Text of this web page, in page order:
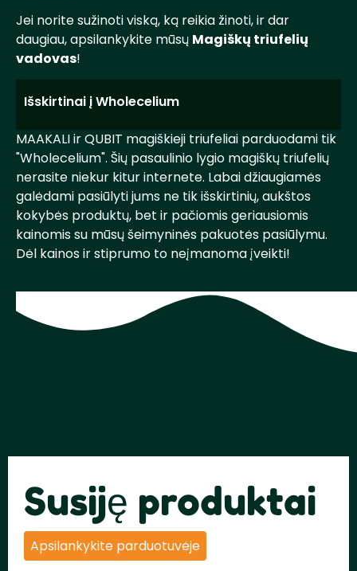
Jei norite sužinoti viską, ką reikia žinoti, ir dar
daugiau, apsilankykite mūsų Magiškų triufelių
vadovas!
Išskirtinai į Wholecelium
MAAKALI ir QUBIT magiškieji triufeliai parduodami tik
"Wholecelium". Šių pasaulinio lygio magiškų triufelių
nerasite niekur kitur internete. Labai džiaugiamės
galėdami pasiūlyti jums ne tik išskirtinių, aukštos
kokybės produktų, bet ir pačiomis geriausiomis
kainomis su mūsų šeimyninės pakuotės pasiūlymu.
Dėl kainos ir stiprumo to neįmanoma įveikti!
Susiję produktai
Apsilankykite parduotuvėje